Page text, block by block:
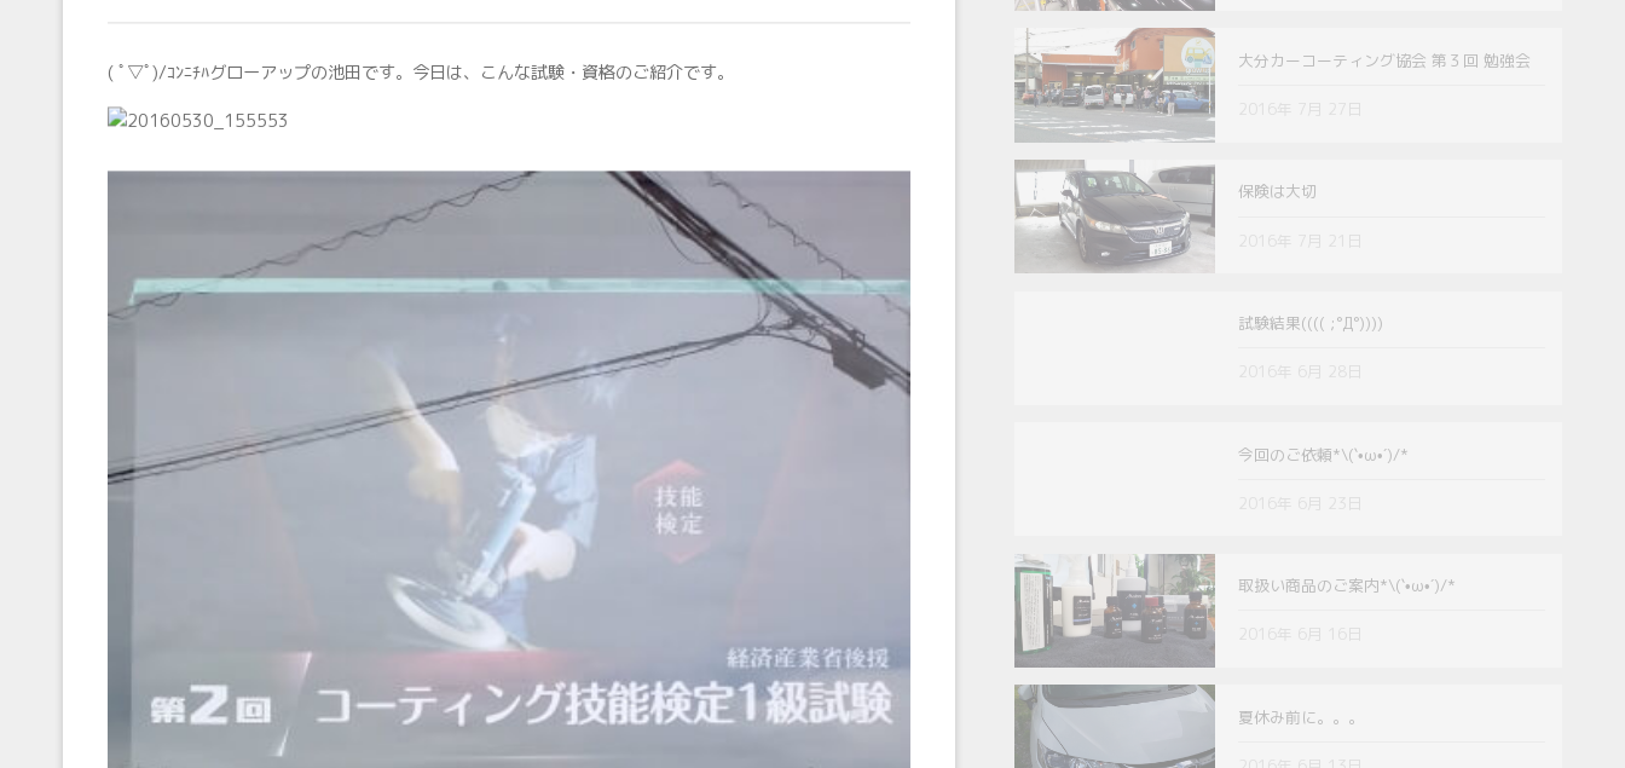
( ﾟ▽ﾟ)/ｺﾝﾆﾁﾊグローアップの池田です。今日は、こんな試験・資格のご紹介です。
大分カーコーティング協会 第３回 勉強会
保険は大切
試験結果(((( ;°Д°))))
今回のご依頼*\(`•ω•´)/*
取扱い商品のご案内*\(`•ω•´)/*
夏休み前に。。。